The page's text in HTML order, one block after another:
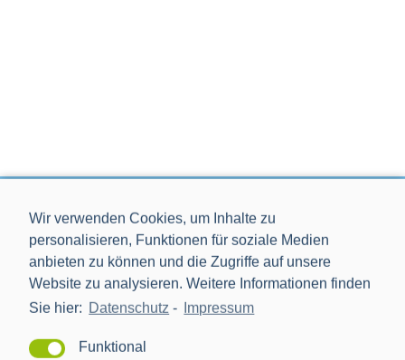
Wir verwenden Cookies, um Inhalte zu
personalisieren, Funktionen für soziale Medien
anbieten zu können und die Zugriffe auf unsere
Website zu analysieren. Weitere Informationen finden
Sie hier: Datenschutz - Impressum
Funktional
Mannheim, ist der führende Anbieter von Smart Meter